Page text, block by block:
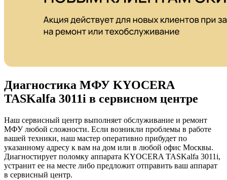
Диагностика МФУ KYOCERA
TASKalfa 3011i в сервисном центре
Наш сервисный центр выполняет обслуживание и ремонт
МФУ любой сложности. Если возникли проблемы в работе
вашей техники, наш мастер оперативно прибудет по
указанному адресу к вам на дом или в любой офис Москвы.
Диагностирует поломку аппарата KYOCERA TASKalfa 3011i,
устранит ее на месте либо предложит отправить ваш аппарат
в сервисный центр.